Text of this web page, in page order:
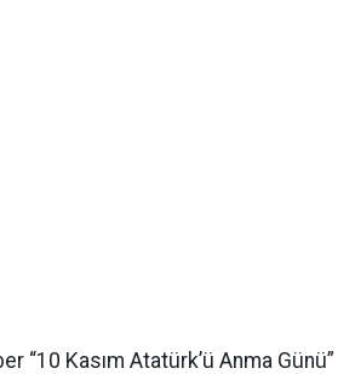
“10 Kasım Atatürk’ü Anma Günü”